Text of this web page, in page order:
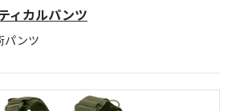
ィカルパンツ
パンツ